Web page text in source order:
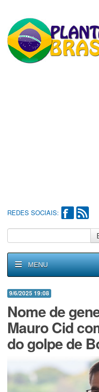
REDES SOCIAIS:
MENU
9/6/2025 19:08
Nome de
Mauro Cid
do golpe de